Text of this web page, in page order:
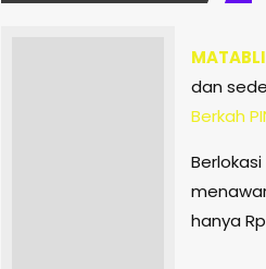
dan
Berkah
Berlokasi
hanya